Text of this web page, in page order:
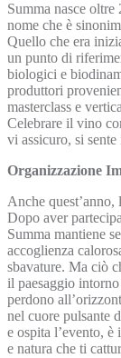
Summa nasce
nome che è
Quello che era
un punto di
biologici e
produttori
masterclass e
Celebrare il vino
vi assicuro, si
Organizzazione
Anche quest’anno,
Dopo aver
Summa mantiene
accoglienza
sbavature. Ma ciò
il paesaggio
perdono
nel cuore pulsante
e ospita l’evento,
e natura che ti